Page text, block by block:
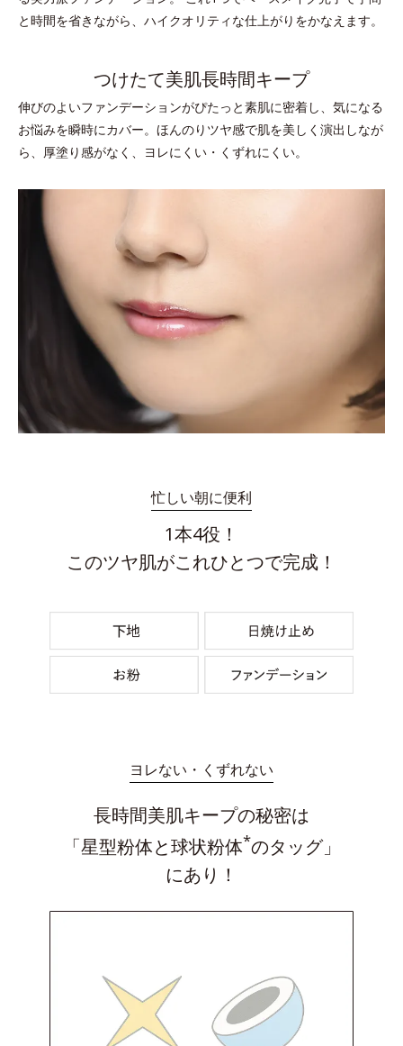
と時間を省きながら、ハイクオリティな仕上がりをかなえます。
つけたて美肌長時間キープ
伸びのよいファンデーションがぴたっと素肌に密着し、気になる
お悩みを瞬時にカバー。ほんのりツヤ感で肌を美しく演出しなが
ら、厚塗り感がなく、ヨレにくい・くずれにくい。
忙しい朝に便利
1本4役！
このツヤ肌がこれひとつで完成！
ヨレない・くずれない
長時間美肌キープの秘密は
「星型粉体と球状粉体*のタッグ」
にあり！